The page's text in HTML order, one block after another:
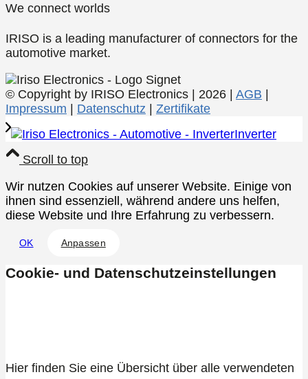
We connect worlds
IRISO is a leading manufacturer of connectors for the
automotive market.
© Copyright by IRISO Electronics | 2026 | AGB
Impressum
Datenschutz
Zertifikate
Inverter
Scroll to top
Wir nutzen Cookies auf unserer Website. Einige von
ihnen sind essenziell, während andere uns helfen,
diese Website und Ihre Erfahrung zu verbessern.
OK Anpassen
Cookie- und Datenschutzeinstellungen
Hier finden Sie eine Übersicht über alle verwendeten